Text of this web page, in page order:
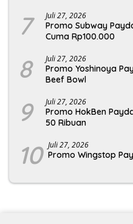
7 Juli 27, 2026
Promo Subway
Cuma Rp100.000
8 Juli 27, 2026
Promo Yoshinoya
Beef Bowl
9 Juli 27, 2026
Promo HokBen
50 Ribuan
10 Juli 27, 2026
Promo Wingstop